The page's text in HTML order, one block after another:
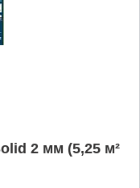
2 мм (5,25 м²